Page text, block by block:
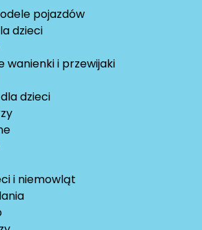
pojazdów
dzieci
wanienki i przewijaki
dzieci
i niemowląt